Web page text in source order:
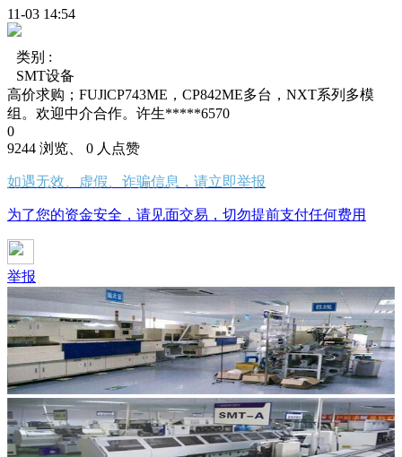
11-03 14:54
类别 :
SMT设备
高价求购；FUJlCP743ME，CP842ME多台，NXT系列多模
组。欢迎中介合作。许生*****6570
0
9244 浏览、 0 人点赞
如遇无效、虚假、诈骗信息，请立即举报
为了您的资金安全，请见面交易，切勿提前支付任何费用
举报